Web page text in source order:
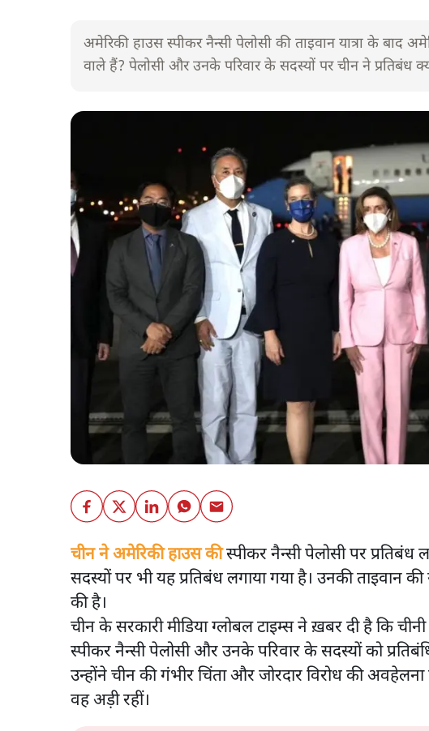
अमेरिकी हाउस स्पीकर नैन्सी पेलोसी की ताइवान यात्रा के बाद
वाले हैं? पेलोसी और उनके परिवार के सदस्यों पर चीन ने प्रतिबंध
चीन ने अमेरिकी हाउस कीस्पीकर नैन्सी पेलोसी पर प्रतिबंध
सदस्यों पर भी यह प्रतिबंध लगाया गया है। उनकी ताइवान की
की है।
चीन के सरकारी मीडिया ग्लोबल टाइम्स ने ख़बर दी है कि
स्पीकर नैन्सी पेलोसी और उनके परिवार के सदस्यों को
उन्होंने चीन की गंभीर चिंता और जोरदार विरोध की
वह अड़ी रहीं।